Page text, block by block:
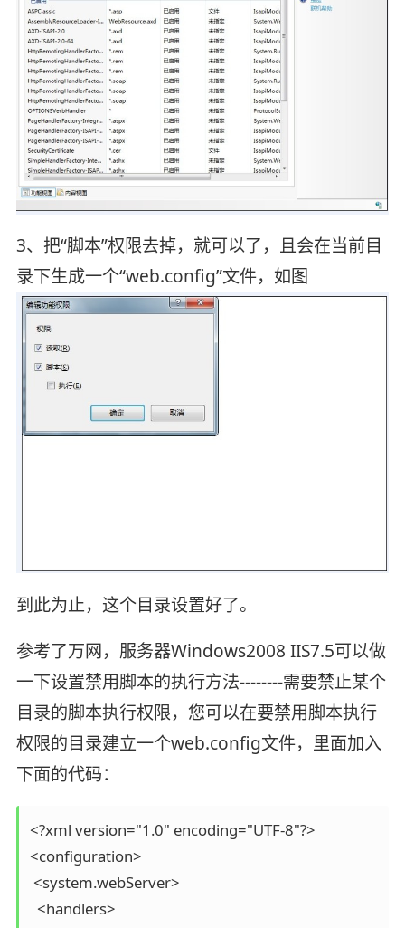
3、把“脚本”权限去掉，就可以了，且会在当前目
录下生成一个“web.config”文件，如图
到此为止，这个目录设置好了。
参考了万网，服务器Windows2008 IIS7.5可以做
一下设置禁用脚本的执行方法--------需要禁止某个
目录的脚本执行权限，您可以在要禁用脚本执行
权限的目录建立一个web.config文件，里面加入
下面的代码：
<?xml version="1.0" encoding="UTF-8"?>
<configuration>
<system.webServer>
  <handlers>